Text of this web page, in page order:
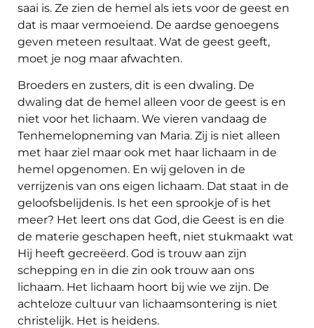
saai is. Ze zien de hemel als iets voor de geest en
dat is maar vermoeiend. De aardse genoegens
geven meteen resultaat. Wat de geest geeft,
moet je nog maar afwachten.
Broeders en zusters, dit is een dwaling. De
dwaling dat de hemel alleen voor de geest is en
niet voor het lichaam. We vieren vandaag de
Tenhemelopneming van Maria. Zij is niet alleen
met haar ziel maar ook met haar lichaam in de
hemel opgenomen. En wij geloven in de
verrijzenis van ons eigen lichaam. Dat staat in de
geloofsbelijdenis. Is het een sprookje of is het
meer? Het leert ons dat God, die Geest is en die
de materie geschapen heeft, niet stukmaakt wat
Hij heeft gecreëerd. God is trouw aan zijn
schepping en in die zin ook trouw aan ons
lichaam. Het lichaam hoort bij wie we zijn. De
achteloze cultuur van lichaamsontering is niet
christelijk. Het is heidens.